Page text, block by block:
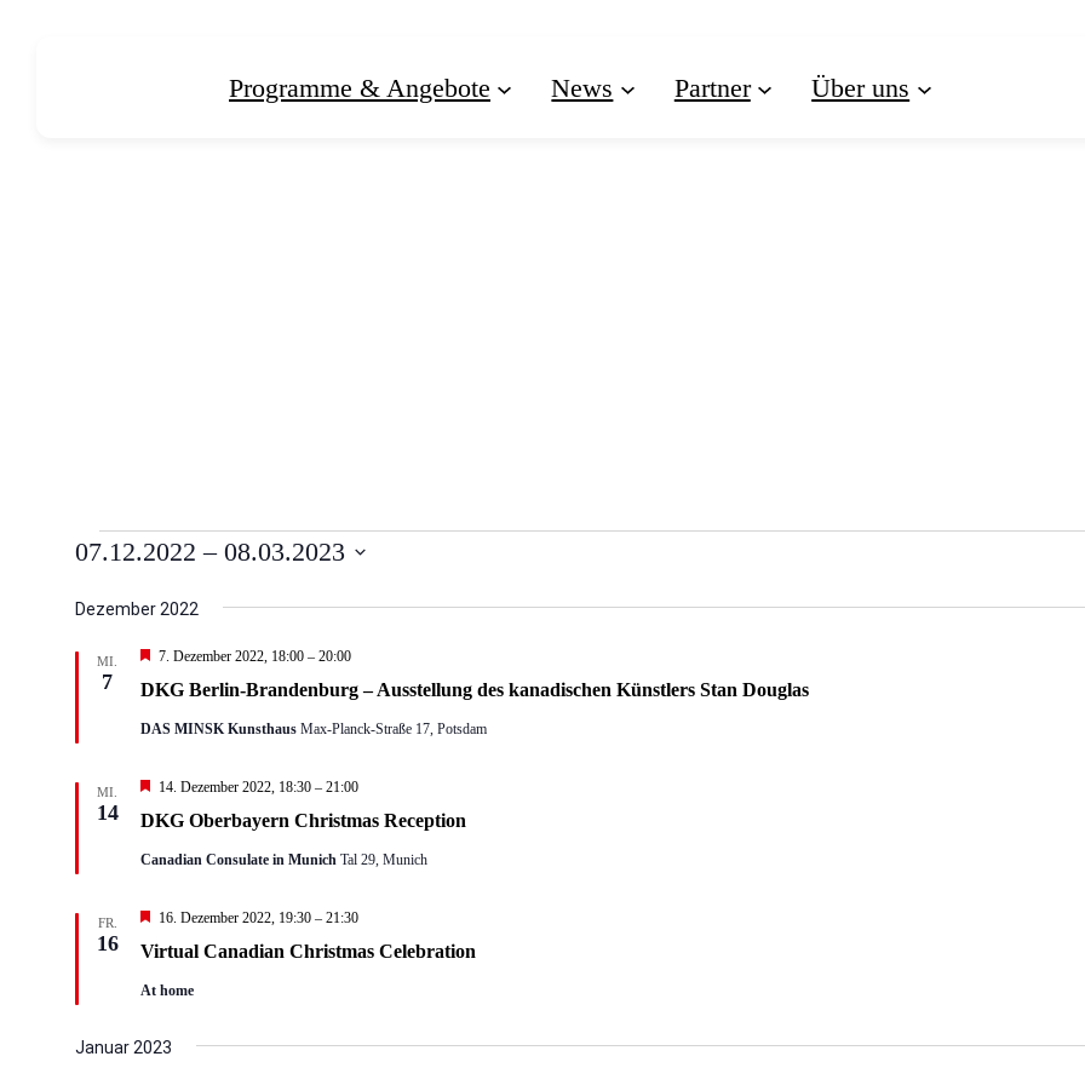
Programme & Angebote News Partner Über uns
VERANSTALTUNGEN
07.12.2022 – 08.03.2023
wählen.
Dezember 2022
MI.
7 DKG Berlin-Brandenburg – Ausstellung des kanadischen Künstlers Stan Douglas
Hervorgehoben
7. Dezember 2022, 18:00– 20:00
DAS MINSK Kunsthaus Max-Planck-Straße 17, Potsdam
MI.
14 DKG Oberbayern Christmas Reception
Hervorgehoben
14. Dezember 2022, 18:30– 21:00
Canadian Consulate in Munich Tal 29, Munich
FR.
16 Virtual Canadian Christmas Celebration
Hervorgehoben
16. Dezember 2022, 19:30– 21:30
At home
Januar 2023